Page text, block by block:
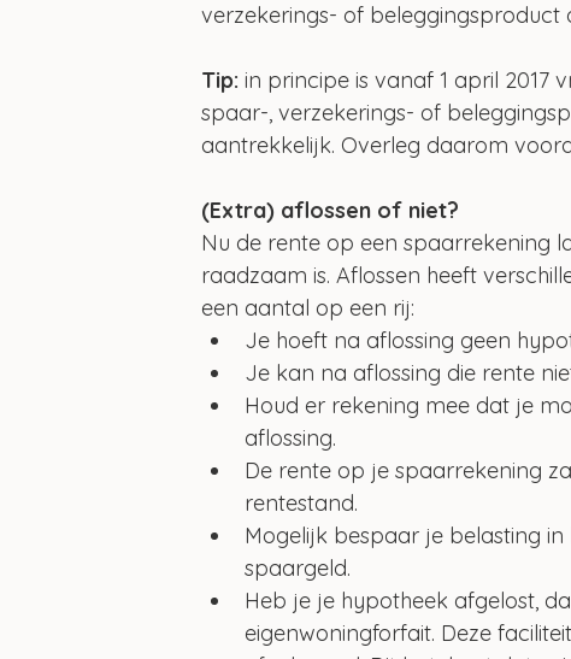
verzekerings- of beleggingsproduct
Tip: in principe is vanaf 1 april 2017
spaar-, verzekerings- of
aantrekkelijk. Overleg daarom
(Extra) aflossen of niet?
Nu de rente op een spaarrekening
raadzaam is. Aflossen heeft
een aantal op een rij:
Je hoeft na aflossing geen
Je kan na aflossing die rente
Houd er rekening mee dat je
aflossing.
De rente op je spaarrekening
rentestand.
Mogelijk bespaar je belasting
spaargeld.
Heb je je hypotheek afgelost,
eigenwoningforfait. Deze